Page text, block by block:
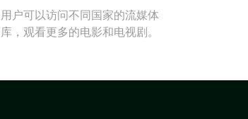
用户可以访问不同国家的流媒体
库，观看更多的电影和电视剧。